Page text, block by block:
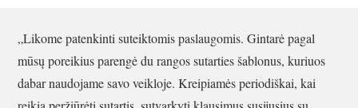
„Likome patenkinti suteiktomis paslaugomis. Gintarė pagal
mūsų poreikius parengė du rangos sutarties šablonus, kuriuos
dabar naudojame savo veikloje. Kreipiamės periodiškai, kai